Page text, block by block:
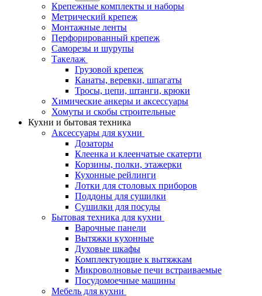
Крепежные комплекты и наборы
Метрический крепеж
Монтажные ленты
Перфорированный крепеж
Саморезы и шурупы
Такелаж
Грузовой крепеж
Канаты, веревки, шпагаты
Тросы, цепи, штанги, крюки
Химические анкеры и аксессуары
Хомуты и скобы строительные
Кухни и бытовая техника
Аксессуары для кухни
Дозаторы
Клеенка и клеенчатые скатерти
Корзины, полки, этажерки
Кухонные рейлинги
Лотки для столовых приборов
Поддоны для сушилки
Сушилки для посуды
Бытовая техника для кухни
Варочные панели
Вытяжки кухонные
Духовые шкафы
Комплектующие к вытяжкам
Микроволновые печи встраиваемые
Посудомоечные машины
Мебель для кухни